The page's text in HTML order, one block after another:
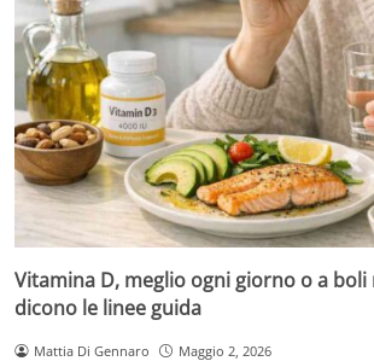
Vitamina D, meglio ogni giorno o a boli
dicono le linee guida
Mattia Di Gennaro Maggio 2, 2026